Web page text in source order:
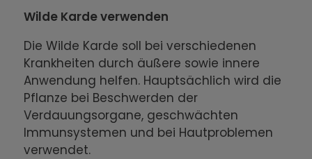
Wilde Karde verwenden
Die Wilde Karde soll bei verschiedenen
Krankheiten durch äußere sowie innere
Anwendung helfen. Hauptsächlich wird die
Pflanze bei Beschwerden der
Verdauungsorgane, geschwächten
Immunsystemen und bei Hautproblemen
verwendet.